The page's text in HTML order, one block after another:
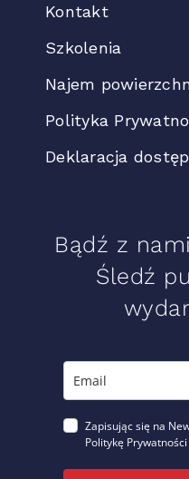
Kontakt
Szkolenia
Najem
Polityka
Deklaracja
Bądź z
Śledź
Zapisując się na
Politykę Prywatności